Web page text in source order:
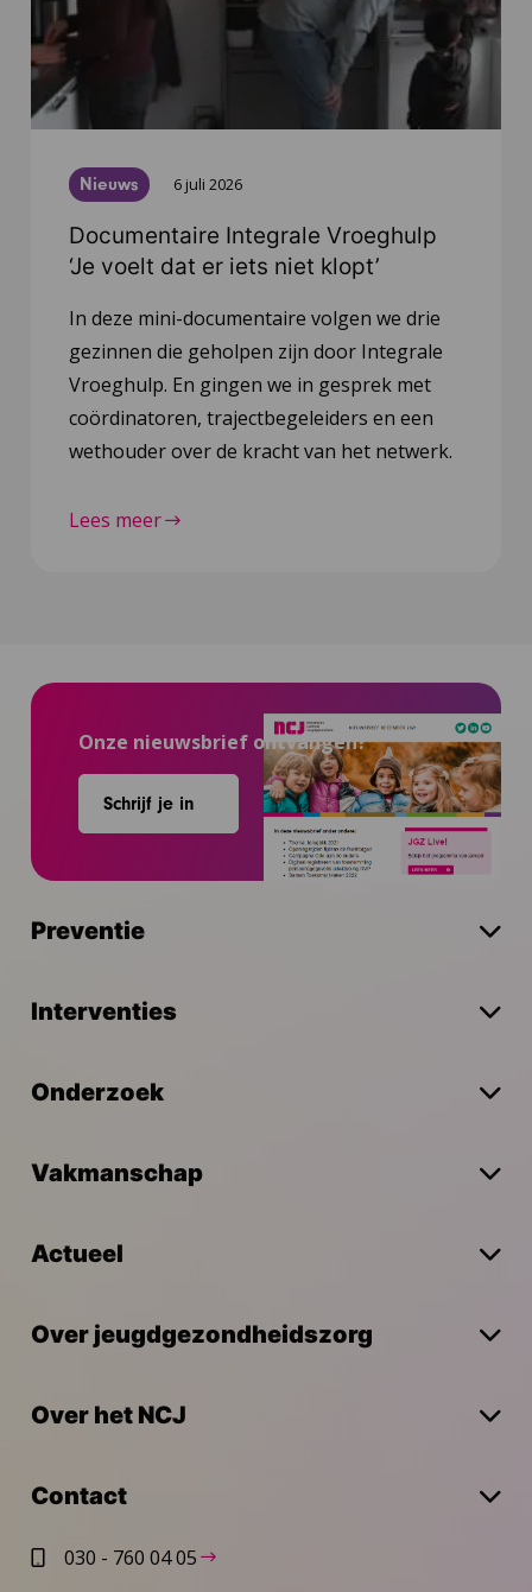
Nieuws 6 juli 2026
Documentaire Integrale Vroeghulp
‘Je voelt dat er iets niet klopt’
In deze mini-documentaire volgen we drie
gezinnen die geholpen zijn door Integrale
Vroeghulp. En gingen we in gesprek met
coördinatoren, trajectbegeleiders en een
wethouder over de kracht van het netwerk.
Lees meer
Onze nieuwsbrief ontvangen?
Schrijf je in
Preventie
Interventies
Onderzoek
Vakmanschap
Actueel
Over jeugdgezondheidszorg
Over het NCJ
Contact
030 - 760 04 05